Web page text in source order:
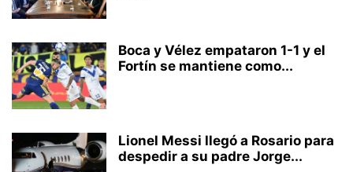
Boca y Vélez empataron 1-1 y el
Fortín se mantiene como...
Lionel Messi llegó a Rosario para
despedir a su padre Jorge...